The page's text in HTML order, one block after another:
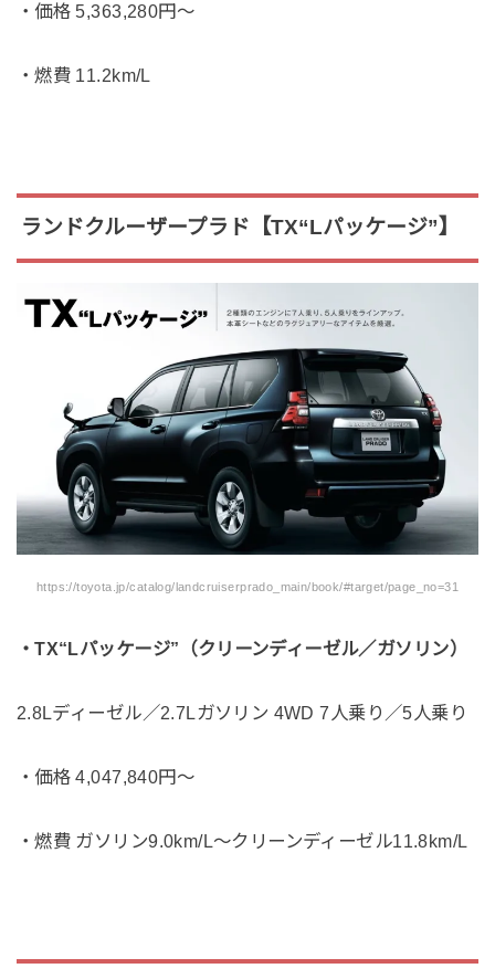
・価格 5,363,280円〜
・燃費 11.2km/L
ランドクルーザープラド【TX“Lパッケージ”】
https://toyota.jp/catalog/landcruiserprado_main/book/#target/page_no=31
・TX“Lパッケージ”（クリーンディーゼル／ガソリン）
2.8Lディーゼル／2.7Lガソリン 4WD 7人乗り／5人乗り
・価格 4,047,840円〜
・燃費 ガソリン9.0km/L〜クリーンディーゼル11.8km/L